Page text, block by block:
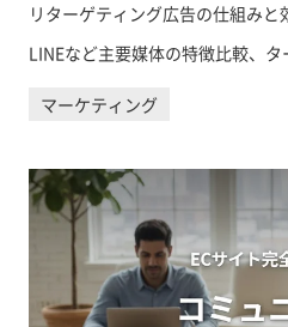
リターゲティング広告の仕組み
LINEなど主要媒体の特徴比較、タ
Cookie規制への対応まで、ECサ
マーケティング